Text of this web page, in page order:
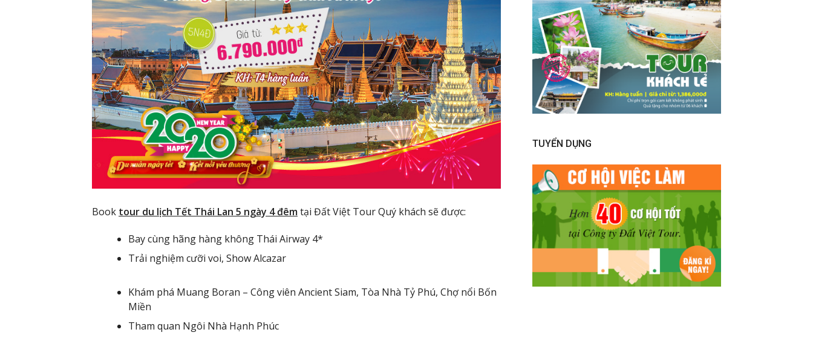
Book tour du lịch Tết Thái Lan 5 ngày 4 đêmtại Đất Việt Tour Quý khách sẽ được:
Bay cùng hãng hàng không Thái Airway 4*
Trải nghiệm cưỡi voi, Show Alcazar
Khám phá Muang Boran – Công viên Ancient Siam, Tòa Nhà Tỷ Phú, Chợ nổi Bốn
Miền
Tham quan Ngôi Nhà Hạnh Phúc
TUYỂN DỤNG